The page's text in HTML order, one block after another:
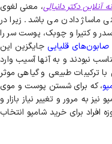
آنلاین دکتر دانیالی، معنی لغوی
دادن می باشد. زیرا در
و کتیرا و چوبک، پوست سر را
صابون‌های قلیاییجایگزین این
نبودند و به آنها آسیب وارد
ترکیبات طبیعی و گیاهی موثر
، که برای شستن پوست و موی
به مرور و تغییر نیاز بازار و
افراد برای خرید شامپو انتخاب